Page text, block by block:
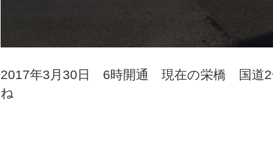
2017年3月30日 6時開通 現在の栄橋 国
ね